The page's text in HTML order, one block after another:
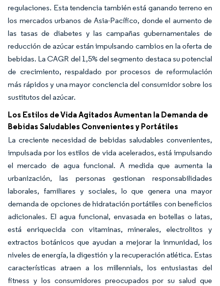
regulaciones. Esta tendencia también está ganando terreno en
los mercados urbanos de Asia-Pacífico, donde el aumento de
las tasas de diabetes y las campañas gubernamentales de
reducción de azúcar están impulsando cambios en la oferta de
bebidas. La CAGR del 1,5% del segmento destaca su potencial
de crecimiento, respaldado por procesos de reformulación
más rápidos y una mayor conciencia del consumidor sobre los
sustitutos del azúcar.
Los Estilos de Vida Agitados Aumentan la Demanda de
Bebidas Saludables Convenientes y Portátiles
La creciente necesidad de bebidas saludables convenientes,
impulsada por los estilos de vida acelerados, está impulsando
el mercado de agua funcional. A medida que aumenta la
urbanización, las personas gestionan responsabilidades
laborales, familiares y sociales, lo que genera una mayor
demanda de opciones de hidratación portátiles con beneficios
adicionales. El agua funcional, envasada en botellas o latas,
está enriquecida con vitaminas, minerales, electrolitos y
extractos botánicos que ayudan a mejorar la inmunidad, los
niveles de energía, la digestión y la recuperación atlética. Estas
características atraen a los millennials, los entusiastas del
fitness y los consumidores preocupados por su salud que